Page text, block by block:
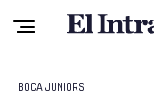
BOCA JUNIORS